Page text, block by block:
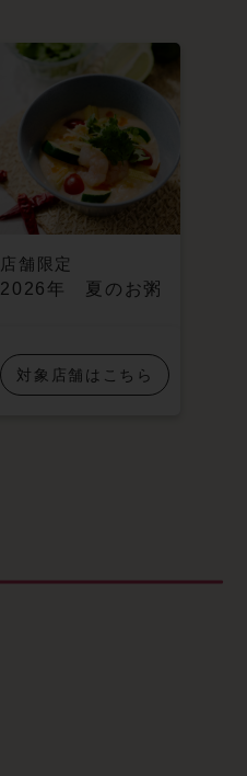
店舗限定
2026年 夏のお粥
対象店舗はこちら